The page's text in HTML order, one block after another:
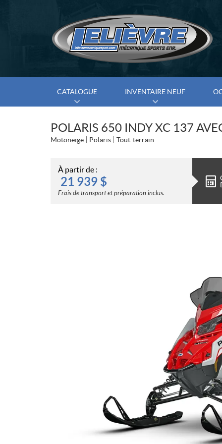
CATALOGUE INVENTAIRE NEUF
POLARIS 650 INDY XC 137
Motoneige Polaris Tout-terrain
À partir de :
21 939 $
Frais de transport et préparation inclus.